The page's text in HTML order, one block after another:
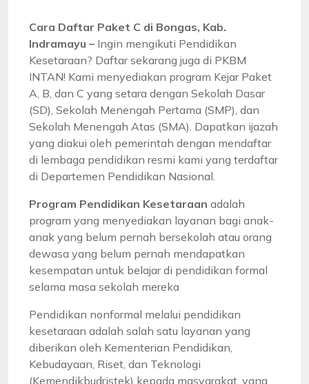
Cara Daftar Paket C di Bongas, Kab.
Indramayu – Ingin mengikuti Pendidikan
Kesetaraan? Daftar sekarang juga di PKBM
INTAN! Kami menyediakan program Kejar Paket
A, B, dan C yang setara dengan Sekolah Dasar
(SD), Sekolah Menengah Pertama (SMP), dan
Sekolah Menengah Atas (SMA). Dapatkan ijazah
yang diakui oleh pemerintah dengan mendaftar
di lembaga pendidikan resmi kami yang terdaftar
di Departemen Pendidikan Nasional.
Program Pendidikan Kesetaraan adalah
program yang menyediakan layanan bagi anak-
anak yang belum pernah bersekolah atau orang
dewasa yang belum pernah mendapatkan
kesempatan untuk belajar di pendidikan formal
selama masa sekolah mereka
Pendidikan nonformal melalui pendidikan
kesetaraan adalah salah satu layanan yang
diberikan oleh Kementerian Pendidikan,
Kebudayaan, Riset, dan Teknologi
(Kemendikbudristek) kepada masyarakat, yang